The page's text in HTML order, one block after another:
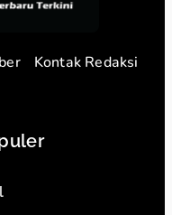
Kontak Redaksi